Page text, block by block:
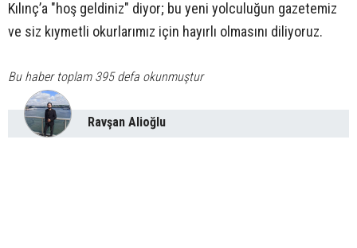
Kılınç’a "hoş geldiniz" diyor; bu yeni yolculuğun gazetemiz
ve siz kıymetli okurlarımız için hayırlı olmasını diliyoruz.
Bu haber toplam 395 defa okunmuştur
Ravşan Alioğlu